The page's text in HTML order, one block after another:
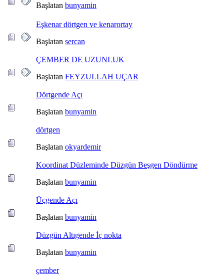
Başlatan bunyamin
Eşkenar dörtgen ve kenarortay
Başlatan sercan
ÇEMBER DE UZUNLUK
Başlatan FEYZULLAH UÇAR
Dörtgende Açı
Başlatan bunyamin
dörtgen
Başlatan okyardemir
Koordinat Düzleminde Düzgün Beşgen Döndürme
Başlatan bunyamin
Üçgende Açı
Başlatan bunyamin
Düzgün Altıgende İç nokta
Başlatan bunyamin
çember